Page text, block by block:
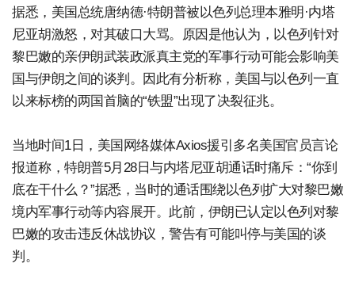
据悉，美国总统唐纳德·特朗普被以色列总理本雅明·内塔
尼亚胡激怒，对其破口大骂。原因是他认为，以色列针对
黎巴嫩的亲伊朗武装政派真主党的军事行动可能会影响美
国与伊朗之间的谈判。因此有分析称，美国与以色列一直
以来标榜的两国首脑的“铁盟”出现了决裂征兆。
当地时间1日，美国网络媒体Axios援引多名美国官员言论
报道称，特朗普5月28日与内塔尼亚胡通话时痛斥：“你到
底在干什么？”据悉，当时的通话围绕以色列扩大对黎巴嫩
境内军事行动等内容展开。此前，伊朗已认定以色列对黎
巴嫩的攻击违反休战协议，警告有可能叫停与美国的谈
判。